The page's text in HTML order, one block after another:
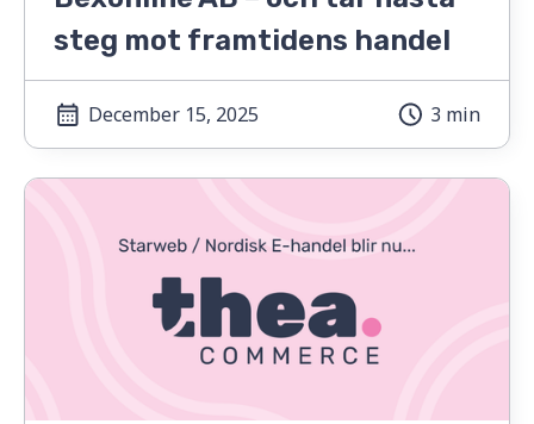
steg mot framtidens handel
December 15, 2025 3 min